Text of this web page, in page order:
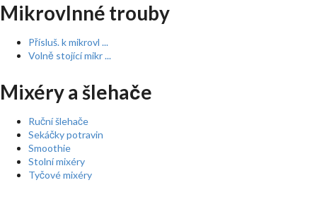
Mikrovlnné trouby
Přísluš. k mikrovl ...
Volně stojící mikr ...
Mixéry a šlehače
Ruční šlehače
Sekáčky potravin
Smoothie
Stolní mixéry
Tyčové mixéry